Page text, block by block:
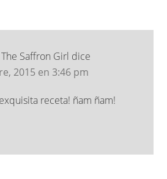
Saffron Girl dice
2015 en 3:46 pm
receta! ñam ñam!